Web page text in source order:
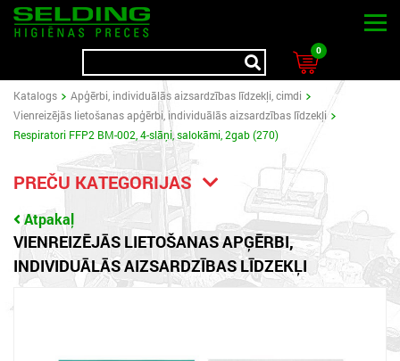
0
Katalogs
Apģērbi, individuālās aizsardzības līdzekļi, cimdi
Vienreizējās lietošanas apģērbi, individuālās aizsardzības līdzekļi
Respiratori FFP2 BM-002, 4-slāņi, salokāmi, 2gab (270)
PREČU KATEGORIJAS
Atpakaļ
VIENREIZĒJĀS LIETOŠANAS APĢĒRBI,
INDIVIDUĀLĀS AIZSARDZĪBAS LĪDZEKĻI